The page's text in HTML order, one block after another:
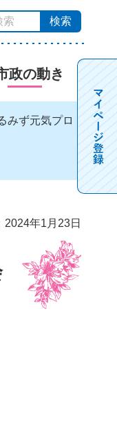
政の動き
みず元気プロ
2024年1月23日